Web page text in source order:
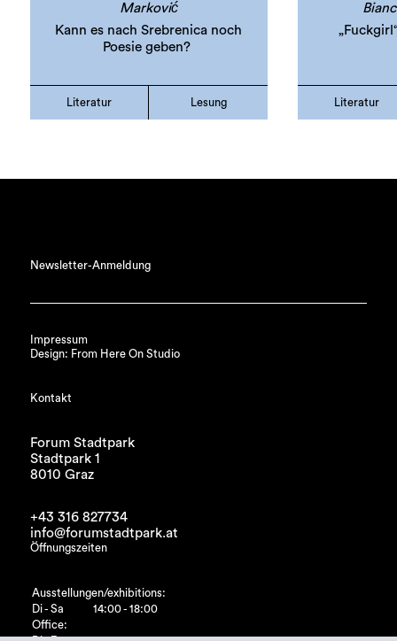
Marković
Kann es nach Srebrenica noch
Poesie geben?
Literatur Lesung Literatur
Newsletter-Anmeldung
Impressum
Design: From Here On Studio
Kontakt
Forum Stadtpark
Stadtpark 1
8010 Graz
+43 316 827734
info@forumstadtpark.at
Öffnungszeiten
Ausstellungen/exhibitions:
Di - Sa
14:00 - 18:00
Office: